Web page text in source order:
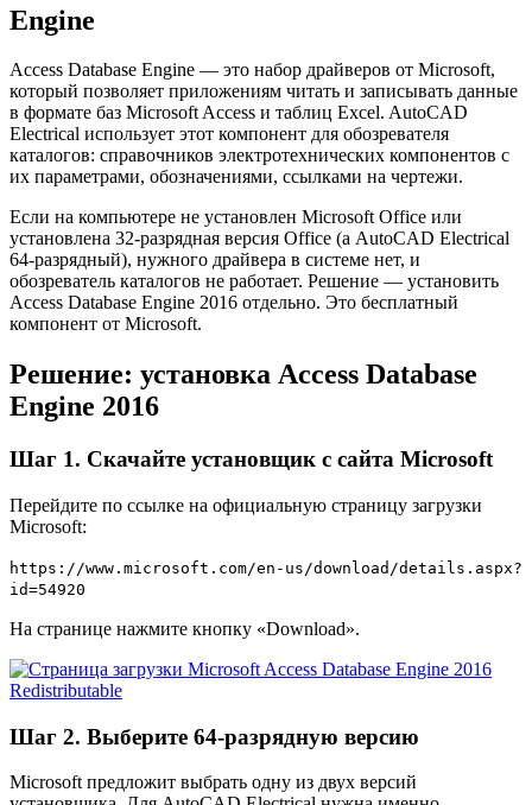
Engine
Access Database Engine — это набор драйверов от Microsoft,
который позволяет приложениям читать и записывать данные
в формате баз Microsoft Access и таблиц Excel. AutoCAD
Electrical использует этот компонент для обозревателя
каталогов: справочников электротехнических компонентов с
их параметрами, обозначениями, ссылками на чертежи.
Если на компьютере не установлен Microsoft Office или
установлена 32-разрядная версия Office (а AutoCAD Electrical
64-разрядный), нужного драйвера в системе нет, и
обозреватель каталогов не работает. Решение — установить
Access Database Engine 2016 отдельно. Это бесплатный
компонент от Microsoft.
Решение: установка Access Database
Engine 2016
Шаг 1. Скачайте установщик с сайта Microsoft
Перейдите по ссылке на официальную страницу загрузки
Microsoft:
https://www.microsoft.com/en-us/download/details.aspx?
id=54920
На странице нажмите кнопку «Download».
Шаг 2. Выберите 64-разрядную версию
Microsoft предложит выбрать одну из двух версий